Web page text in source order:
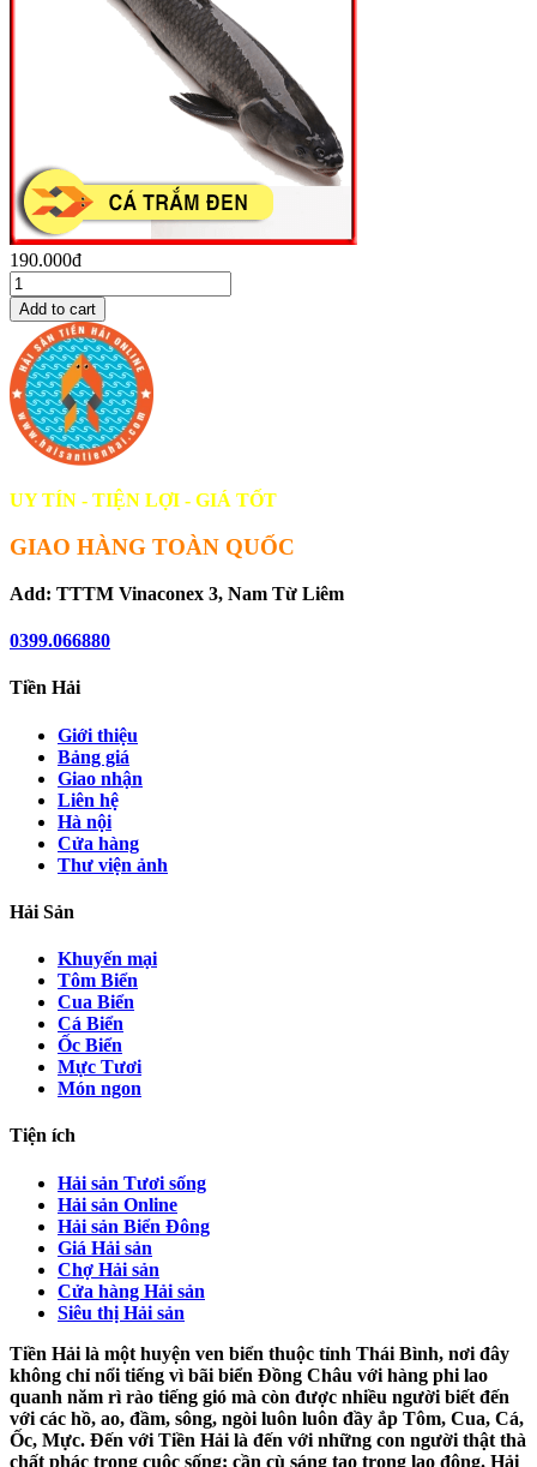
190.000đ
UY TÍN - TIỆN LỢI - GIÁ TỐT
GIAO HÀNG TOÀN QUỐC
Add: TTTM Vinaconex 3, Nam Từ Liêm
0399.066880
Tiền Hải
Giới thiệu
Bảng giá
Giao nhận
Liên hệ
Hà nội
Cửa hàng
Thư viện ảnh
Hải Sản
Khuyến mại
Tôm Biển
Cua Biển
Cá Biển
Ốc Biển
Mực Tươi
Món ngon
Tiện ích
Hải sản Tươi sống
Hải sản Online
Hải sản Biển Đông
Giá Hải sản
Chợ Hải sản
Cửa hàng Hải sản
Siêu thị Hải sản
Tiền Hải là một huyện ven biển thuộc tỉnh Thái Bình, nơi đây
không chỉ nổi tiếng vì bãi biển Đồng Châu với hàng phi lao
quanh năm rì rào tiếng gió mà còn được nhiều người biết đến
với các hồ, ao, đầm, sông, ngòi luôn luôn đầy ắp Tôm, Cua, Cá,
Ốc, Mực. Đến với Tiền Hải là đến với những con người thật thà
chất phác trong cuộc sống; cần cù sáng tạo trong lao động. Hải